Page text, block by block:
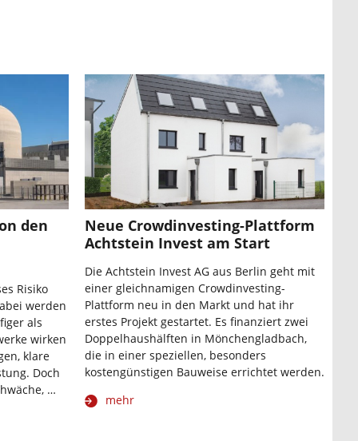
den
Risiko
werden
als
wirken
klare
Doch
…
Neue Crowdinvesting-Plattform
Achtstein Invest am Start
Die Achtstein Invest AG aus Berlin geht mit
einer gleichnamigen Crowdinvesting-
Plattform neu in den Markt und hat ihr
erstes Projekt gestartet. Es finanziert zwei
Doppelhaushälften in Mönchengladbach,
die in einer speziellen, besonders
kostengünstigen Bauweise errichtet werden.
mehr